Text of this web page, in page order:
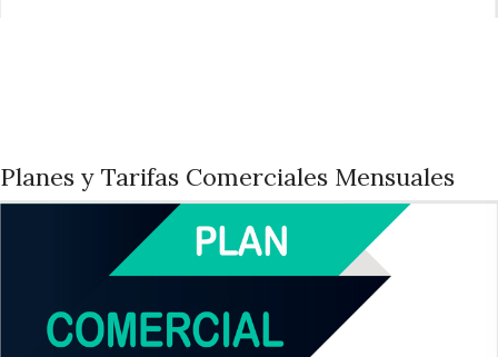
Planes y Tarifas Comerciales Mensuales